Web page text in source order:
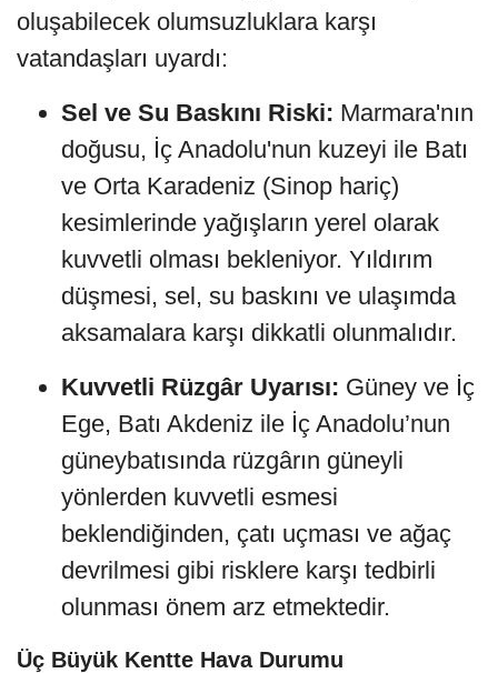
oluşabilecek olumsuzluklara karşı
vatandaşları uyardı:
Sel ve Su Baskını Riski: Marmara'nın
doğusu, İç Anadolu'nun kuzeyi ile Batı
ve Orta Karadeniz (Sinop hariç)
kesimlerinde yağışların yerel olarak
kuvvetli olması bekleniyor. Yıldırım
düşmesi, sel, su baskını ve ulaşımda
aksamalara karşı dikkatli olunmalıdır.
Kuvvetli Rüzgâr Uyarısı: Güney ve İç
Ege, Batı Akdeniz ile İç Anadolu’nun
güneybatısında rüzgârın güneyli
yönlerden kuvvetli esmesi
beklendiğinden, çatı uçması ve ağaç
devrilmesi gibi risklere karşı tedbirli
olunması önem arz etmektedir.
Üç Büyük Kentte Hava Durumu